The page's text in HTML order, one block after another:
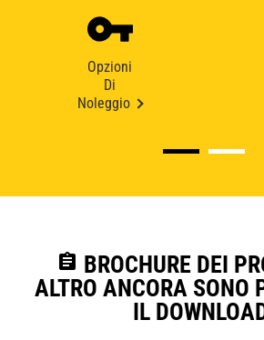
Opzioni
Di
Noleggio
assignment BROCHURE DEI
ALTRO ANCORA SONO
IL